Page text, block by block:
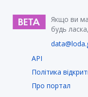
Якщо ви
будь
API
Політика
Про портал